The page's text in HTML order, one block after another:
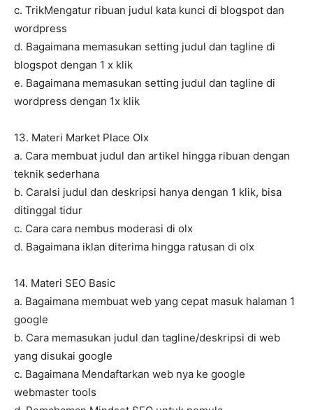
c. TrikMengatur ribuan judul kata kunci di blogspot dan
wordpress
d. Bagaimana memasukan setting judul dan tagline di
blogspot dengan 1 x klik
e. Bagaimana memasukan setting judul dan tagline di
wordpress dengan 1x klik
13. Materi Market Place Olx
a. Cara membuat judul dan artikel hingga ribuan dengan
teknik sederhana
b. CaraIsi judul dan deskripsi hanya dengan 1 klik, bisa
ditinggal tidur
c. Cara cara nembus moderasi di olx
d. Bagaimana iklan diterima hingga ratusan di olx
14. Materi SEO Basic
a. Bagaimana membuat web yang cepat masuk halaman 1
google
b. Cara memasukan judul dan tagline/deskripsi di web
yang disukai google
c. Bagaimana Mendaftarkan web nya ke google
webmaster tools